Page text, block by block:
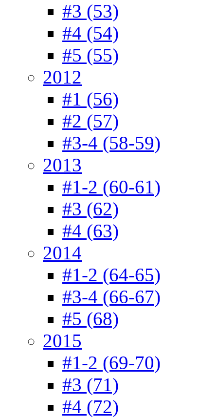
#3 (53)
#4 (54)
#5 (55)
2012
#1 (56)
#2 (57)
#3-4 (58-59)
2013
#1-2 (60-61)
#3 (62)
#4 (63)
2014
#1-2 (64-65)
#3-4 (66-67)
#5 (68)
2015
#1-2 (69-70)
#3 (71)
#4 (72)